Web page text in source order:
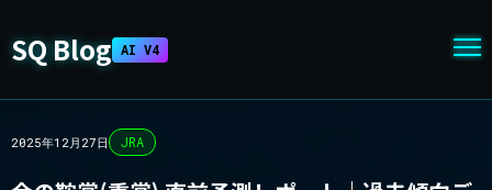
SQ Blog AI V4
2025年12月27日 JRA